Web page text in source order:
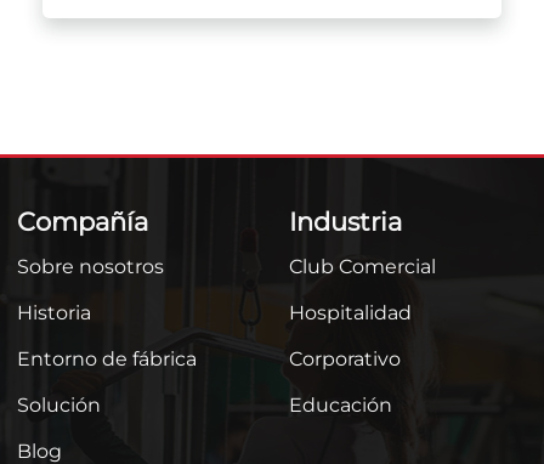
Compañía
Sobre nosotros
Historia
Entorno de fábrica
Solución
Blog
Industria
Club Comercial
Hospitalidad
Corporativo
Educación